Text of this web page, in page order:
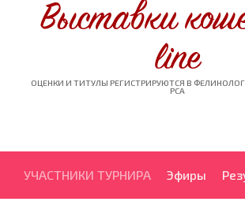
Выставки
line
ОЦЕНКИ И ТИТУЛЫ РЕГИСТРИРУЮТСЯ В
PCA
УЧАСТНИКИ ТУРНИРА Эфиры